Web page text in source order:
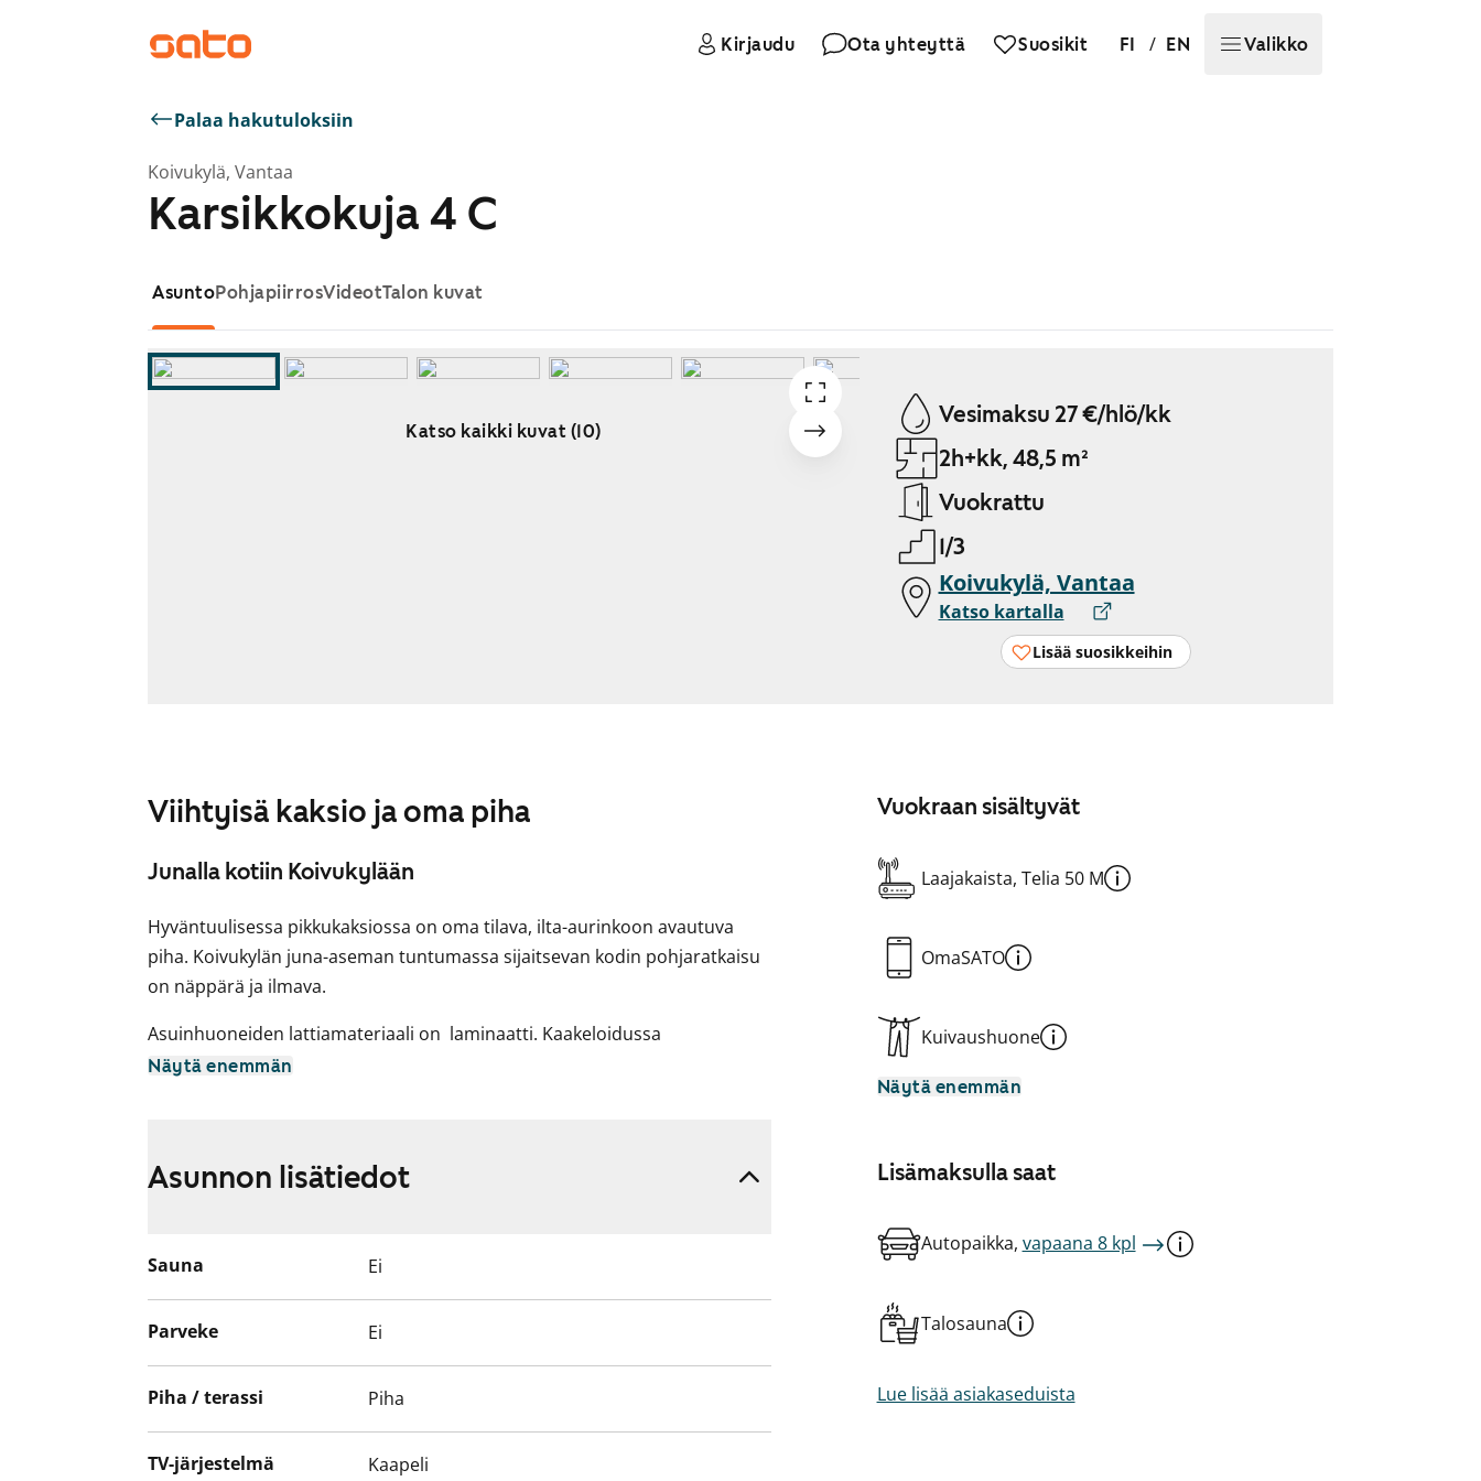
Kirjaudu Ota yhteyttä Suosikit FI / EN Valikko
Palaa hakutuloksiin
Koivukylä, Vantaa
Karsikkokuja 4 C
AsuntoPohjapiirrosVideotTalon kuvat
Katso kaikki kuvat (10)
Vesimaksu 27 €/hlö/kk
2h+kk, 48,5 m²
Vuokrattu
1/3
Koivukylä, Vantaa
Katso kartalla
Lisää suosikkeihin
Viihtyisä kaksio ja oma piha
Junalla kotiin Koivukylään
Hyväntuulisessa pikkukaksiossa on oma tilava, ilta-aurinkoon avautuva
piha. Koivukylän juna-aseman tuntumassa sijaitsevan kodin pohjaratkaisu
on näppärä ja ilmava.
Asuinhuoneiden lattiamateriaali on laminaatti. Kaakeloidussa
kylpyhuoneessa on lattialämmitys ja tilaa pyykinpesukoneellesi.
Tulehan paikan päälle tutustumaan!
Näytä enemmän
Vuokraan sisältyvät
Laajakaista, Telia 50 M
OmaSATO
Kuivaushuone
Näytä enemmän
Lisämaksulla saat
Autopaikka, vapaana 8 kpl
Talosauna
Lue lisää asiakaseduista
Asunnon lisätiedot
Sauna Ei
Parveke Ei
Piha / terassi Piha
TV-järjestelmä Kaapeli